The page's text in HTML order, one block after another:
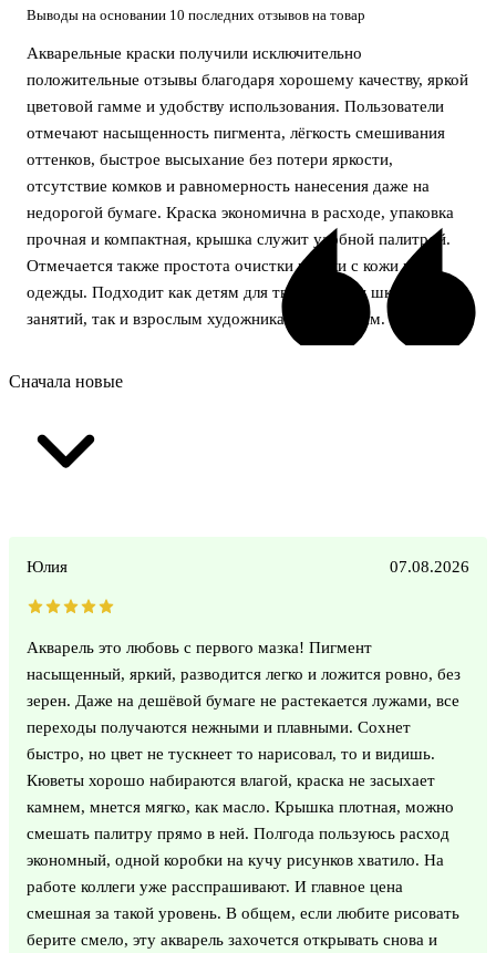
Выводы на основании 10 последних отзывов на товар
Акварельные краски получили исключительно
положительные отзывы благодаря хорошему качеству, яркой
цветовой гамме и удобству использования. Пользователи
отмечают насыщенность пигмента, лёгкость смешивания
оттенков, быстрое высыхание без потери яркости,
отсутствие комков и равномерность нанесения даже на
недорогой бумаге. Краска экономична в расходе, упаковка
прочная и компактная, крышка служит удобной палитрой.
Отмечается также простота очистки краски с кожи и
одежды. Подходит как детям для творчества и школьных
занятий, так и взрослым художникам-любителям.
Сначала новые
Юлия 07.08.2026
Акварель это любовь с первого мазка! Пигмент
насыщенный, яркий, разводится легко и ложится ровно, без
зерен. Даже на дешёвой бумаге не растекается лужами, все
переходы получаются нежными и плавными. Сохнет
быстро, но цвет не тускнеет то нарисовал, то и видишь.
Кюветы хорошо набираются влагой, краска не засыхает
камнем, мнется мягко, как масло. Крышка плотная, можно
смешать палитру прямо в ней. Полгода пользуюсь расход
экономный, одной коробки на кучу рисунков хватило. На
работе коллеги уже расспрашивают. И главное цена
смешная за такой уровень. В общем, если любите рисовать
берите смело, эту акварель захочется открывать снова и